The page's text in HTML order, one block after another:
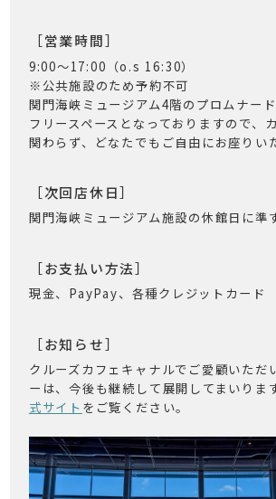
［営業時間］
9:00〜17:00（o.s 16:30）
※公共施設のため予約不可
関門海峡ミュージアム4階のプロムナー
フリースペースとなっておりますので、
関わらず、どなたでもご自由にお座りい
［次回店休日］
関門海峡ミュージアム施設の休館日に準
［お支払い方法］
現金、PayPay、各種クレジットカード
［お知らせ］
クルーズカフェキャナルでご愛顧いただ
ーは、今後も継続して展開してまいりま
式サイト をご覧ください。